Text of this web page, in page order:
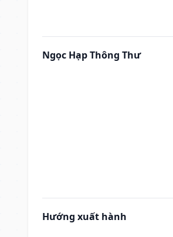
Ngọc Hạp Thông Thư
Hướng xuất hành